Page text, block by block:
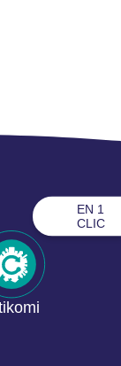
EN 1
CLIC